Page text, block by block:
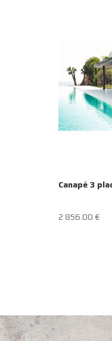
Canapé 3
2 856.00€